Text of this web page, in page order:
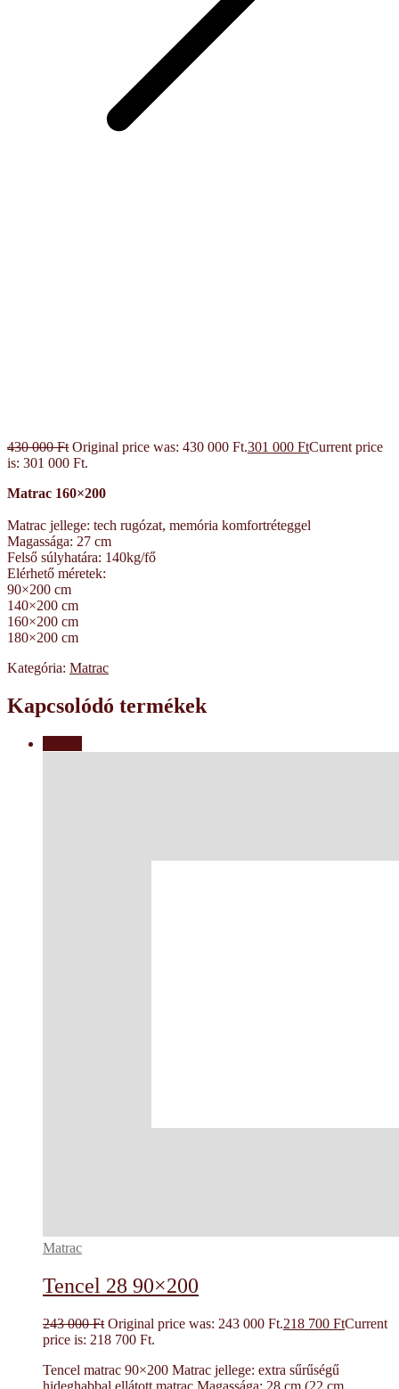
430 000Ft Original price was: 430 000 Ft.301 000 FtCurrent price
is: 301 000 Ft.
Matrac 160×200
Matrac jellege: tech rugózat, memória komfortréteggel
Magassága: 27 cm
Felső súlyhatára: 140kg/fő
Elérhető méretek:
90×200 cm
140×200 cm
160×200 cm
180×200 cm
Kategória: Matrac
Kapcsolódó termékek
Matrac
Tencel 28 90×200
243 000Ft Original price was: 243 000 Ft.218 700 FtCurrent
price is: 218 700 Ft.
Tencel matrac 90×200 Matrac jellege: extra sűrűségű
hideghabbal ellátott matrac Magassága: 28 cm (22 cm